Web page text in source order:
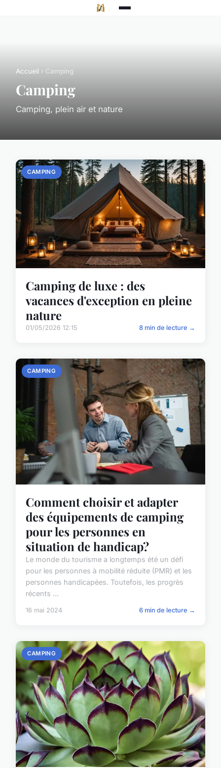
Accueil › Camping
Camping
Camping, plein air et nature
CAMPING
Camping de luxe : des
vacances d'exception en pleine
nature
01/05/2026 12:15 8 min de lecture →
CAMPING
Comment choisir et adapter
des équipements de camping
pour les personnes en
situation de handicap?
Le monde du tourisme a longtemps été un défi
pour les personnes à mobilité réduite (PMR) et les
personnes handicapées. Toutefois, les progrès
récents ...
16 mai 2024 6 min de lecture →
CAMPING